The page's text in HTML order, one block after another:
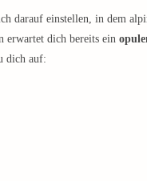
darauf einstellen, in dem
erwartet dich bereits ein
dich auf: